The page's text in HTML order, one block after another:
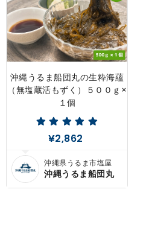
沖縄うるま船団丸の生粋海蘊
（無塩蔵活もずく）５００ｇ×
１個
¥2,862
沖縄県うるま市塩屋
沖縄うるま船団丸